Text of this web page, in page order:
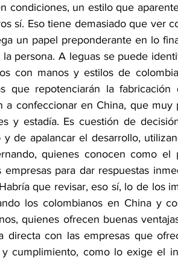
condiciones, un estilo que
sí. Eso tiene demasiado que ver
un papel preponderante en lo
la persona. A leguas se puede
con manos y estilos de
que repotenciarán la
a confeccionar en China, que
y estadía. Es cuestión de
y de apalancar el desarrollo,
quienes conocen como
empresas para dar respuestas
que revisar, eso sí, lo de los
los colombianos en China y
quienes ofrecen buenas
directa con las empresas que
y cumplimiento, como lo exige el